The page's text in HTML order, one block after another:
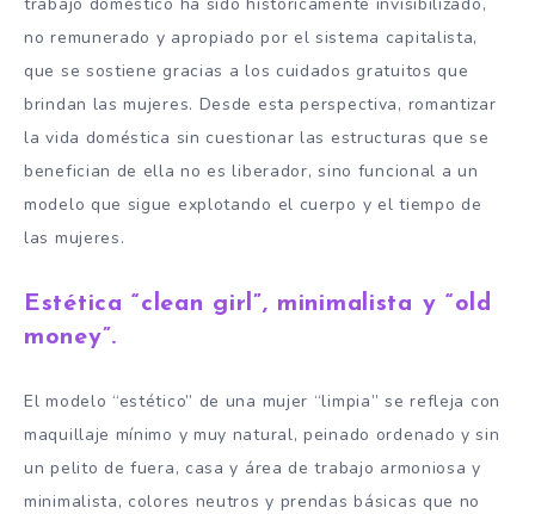
no remunerado y apropiado por el sistema capitalista,
que se sostiene gracias a los cuidados gratuitos que
brindan las mujeres. Desde esta perspectiva, romantizar
la vida doméstica sin cuestionar las estructuras que se
benefician de ella no es liberador, sino funcional a un
modelo que sigue explotando el cuerpo y el tiempo de
las mujeres.
Estética “clean girl”, minimalista y “old
money”.
El modelo “estético” de una mujer “limpia” se refleja con
maquillaje mínimo y muy natural, peinado ordenado y sin
un pelito de fuera, casa y área de trabajo armoniosa y
minimalista, colores neutros y prendas básicas que no